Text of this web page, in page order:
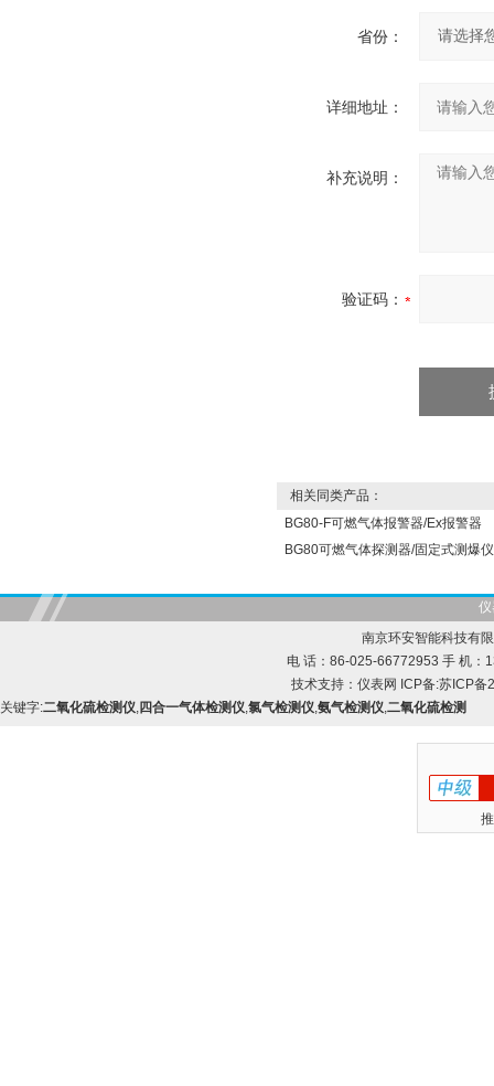
省份：
详细地址：
补充说明：
验证码：
相关同类产品：
BG80-F可燃气体报警器/Ex报警器
BG80可燃气体探测器/固定式测爆仪
南京环安智能科技有
电 话：86-025-66772953 手 机：
技术支持： 仪表网 ICP备:苏ICP备
关键字:二氧化硫检测仪,四合一气体检测仪,氯气检测仪,氨气检测仪,二氧化硫检测